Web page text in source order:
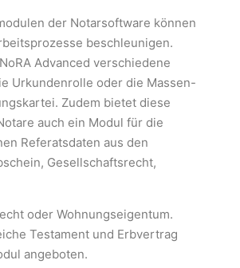
der Notarsoftware können
beschleunigen.
Advanced verschiedene
Urkundenrolle oder die Massen-
Zudem bietet diese
auch ein Modul für die
Referatsdaten aus den
Gesellschaftsrecht,
oder Wohnungseigentum.
Testament und Erbvertrag
angeboten.